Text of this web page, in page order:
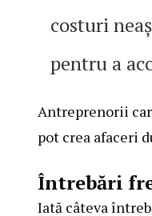
costuri
pentru a
Antreprenorii
pot crea afaceri
Întrebări
Iată câteva